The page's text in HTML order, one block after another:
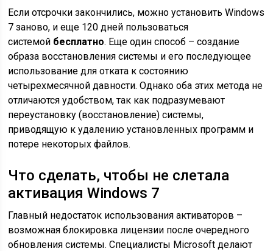
Если отсрочки закончились, можно установить Windows
7 заново, и еще 120 дней пользоваться
системой бесплатно. Еще один способ – создание
образа восстановления системы и его последующее
использование для отката к состоянию
четырехмесячной давности. Однако оба этих метода не
отличаются удобством, так как подразумевают
переустановку (восстановление) системы,
приводящую к удалению установленных программ и
потере некоторых файлов.
Что сделать, чтобы не слетала
активация Windows 7
Главный недостаток использования активаторов –
возможная блокировка лицензии после очередного
обновления системы. Специалисты Microsoft делают